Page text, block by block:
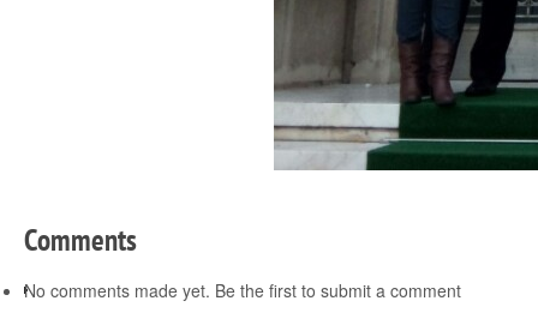
Comments
No comments made yet. Be the first to submit a comment